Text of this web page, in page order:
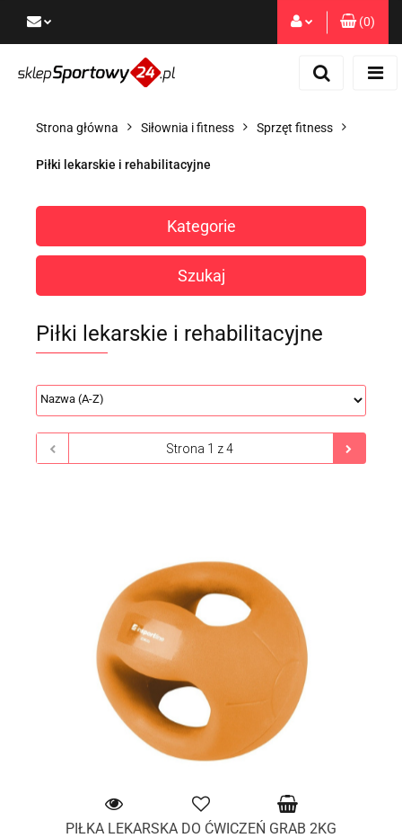
Dodaj zgłoszenie
(0)
Strona główna Siłownia i fitness Sprzęt fitness
Piłki lekarskie i rehabilitacyjne
Kategorie
Szukaj
Piłki lekarskie i rehabilitacyjne
PIŁKA LEKARSKA DO ĆWICZEŃ GRAB 2KG